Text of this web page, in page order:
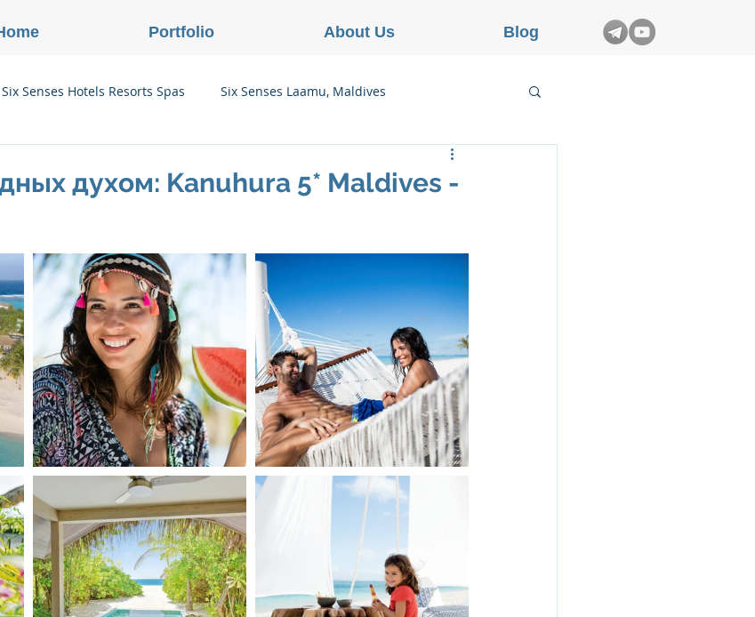
Six Senses Hotels Resorts Spas Six Senses Laamu, Maldives
Pasyon, Seychelles Six Senses Vana, Индия
Onlink Insights Oberoi Hotels & Resorts
The Oberoi Bali, Indonesia The Oberoi Lombok, Indonesia
Egypt The Oberoi Sahl Hasheesh, Egypt The Oberoi Zahra, Egypt
Phuket Resort Regent Bali Canggu Eclat Beijing Пресс-релизы
духом: Kanuhura 5* Maldives -
Portfolio About Us Blog